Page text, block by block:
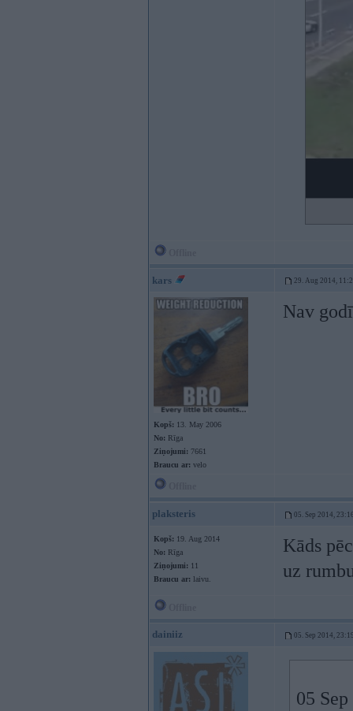
kars 29. Aug 2014,
Kopš: 13. May 2006
No: Rīga
Ziņojumi: 7661
Braucu ar: velo
Nav
plaksteris 05. Sep 2014,
Kopš: 19. Aug 2014
No: Rīga
Ziņojumi: 11
Braucu ar: laivu.
Kāds
uz
dainiiz 05. Sep 2014,
05